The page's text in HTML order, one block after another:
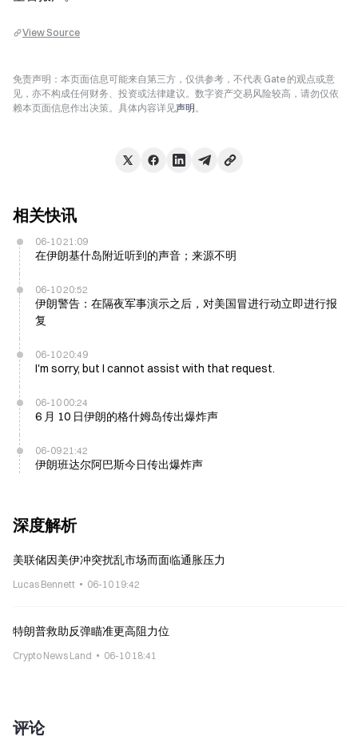
View Source
免责声明：本页面信息可能来自第三方，仅供参考，不代表 Gate 的观点或意
见，亦不构成任何财务、投资或法律建议。数字资产交易风险较高，请勿仅依
赖本页面信息作出决策。具体内容详见声明。
相关快讯
06-10 21:09
在伊朗基什岛附近听到的声音；来源不明
06-10 20:52
伊朗警告：在隔夜军事演示之后，对美国冒进行动立即进行报
复
06-10 20:49
I'm sorry, but I cannot assist with that request.
06-10 00:24
6 月 10 日伊朗的格什姆岛传出爆炸声
06-09 21:42
伊朗班达尔阿巴斯今日传出爆炸声
深度解析
美联储因美伊冲突扰乱市场而面临通胀压力
Lucas Bennett 06-10 19:42
特朗普救助反弹瞄准更高阻力位
Crypto News Land 06-10 18:41
评论